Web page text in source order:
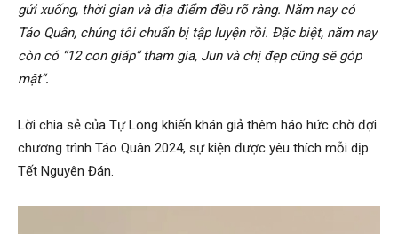
gửi xuống, thời gian và địa điểm đều rõ ràng. Năm nay có
Táo Quân, chúng tôi chuẩn bị tập luyện rồi. Đặc biệt, năm nay
còn có “12 con giáp” tham gia, Jun và chị đẹp cũng sẽ góp
mặt”.
Lời chia sẻ của Tự Long khiến khán giả thêm háo hức chờ đợi
chương trình Táo Quân 2024, sự kiện được yêu thích mỗi dịp
Tết Nguyên Đán.